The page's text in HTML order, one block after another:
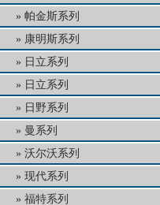
帕金斯系列
康明斯系列
日立系列
日立系列
日野系列
曼系列
沃尔沃系列
现代系列
福特系列